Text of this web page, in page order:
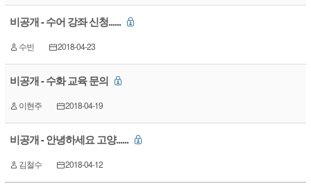
비공개 - 수어 강좌 신청......
수빈 2018-04-23
비공개 - 수화 교육 문의
이현주 2018-04-19
비공개 - 안녕하세요 고양......
김철수 2018-04-12